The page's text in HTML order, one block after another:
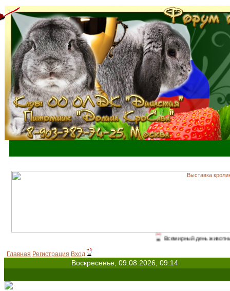
Всемирный день животных - 4 октября (с
Главная Регистрация Вход
Воскресенье, 09.08.2026, 09:14